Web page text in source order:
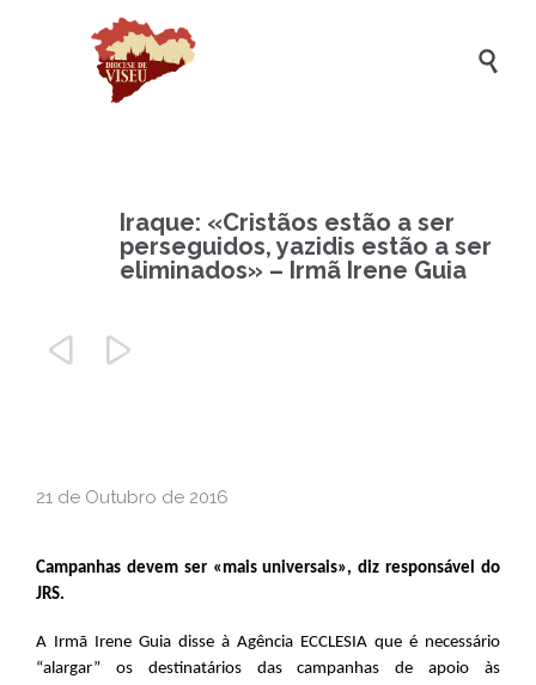

Iraque: «Cristãos estão a ser
perseguidos, yazidis estão a ser
eliminados» – Irmã Irene Guia
 
21 de Outubro de 2016
Campanhas devem ser «mais universais», diz responsável do
JRS.
A Irmã Irene Guia disse à Agência ECCLESIA que é necessário
“alargar” os destinatários das campanhas de apoio às